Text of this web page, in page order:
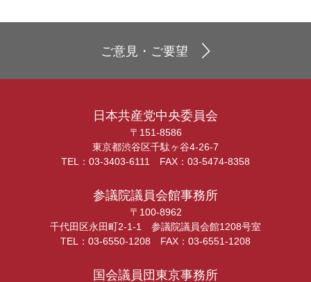
ご意見・ご要望
日本共産党中央委員会
〒151-8586
東京都渋谷区千駄ヶ谷4-26-7
TEL：03-3403-6111 FAX：03-5474-8358
参議院議員会館事務所
〒100-8962
千代田区永田町2-1-1 参議院議員会館1208号室
TEL：03-6550-1208 FAX：03-6551-1208
国会議員団東京事務所